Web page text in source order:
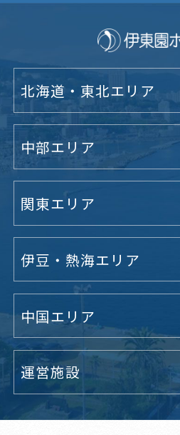
北海道・東北エリア
中部エリア
関東エリア
伊豆・熱海エリア
中国エリア
運営施設